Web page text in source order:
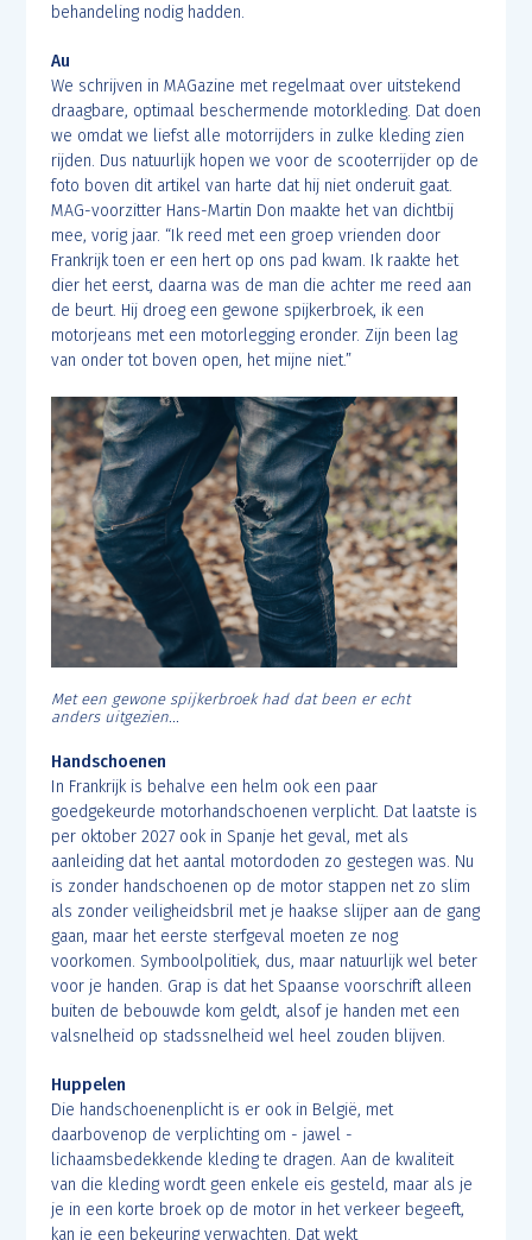
behandeling nodig hadden.
Au
We schrijven in MAGazine met regelmaat over uitstekend
draagbare, optimaal beschermende motorkleding. Dat doen
we omdat we liefst alle motorrijders in zulke kleding zien
rijden. Dus natuurlijk hopen we voor de scooterrijder op de
foto boven dit artikel van harte dat hij niet onderuit gaat.
MAG-voorzitter Hans-Martin Don maakte het van dichtbij
mee, vorig jaar. “Ik reed met een groep vrienden door
Frankrijk toen er een hert op ons pad kwam. Ik raakte het
dier het eerst, daarna was de man die achter me reed aan
de beurt. Hij droeg een gewone spijkerbroek, ik een
motorjeans met een motorlegging eronder. Zijn been lag
van onder tot boven open, het mijne niet.”
Met een gewone spijkerbroek had dat been er echt
anders uitgezien...
Handschoenen
In Frankrijk is behalve een helm ook een paar
goedgekeurde motorhandschoenen verplicht. Dat laatste is
per oktober 2027 ook in Spanje het geval, met als
aanleiding dat het aantal motordoden zo gestegen was. Nu
is zonder handschoenen op de motor stappen net zo slim
als zonder veiligheidsbril met je haakse slijper aan de gang
gaan, maar het eerste sterfgeval moeten ze nog
voorkomen. Symboolpolitiek, dus, maar natuurlijk wel beter
voor je handen. Grap is dat het Spaanse voorschrift alleen
buiten de bebouwde kom geldt, alsof je handen met een
valsnelheid op stadssnelheid wel heel zouden blijven.
Huppelen
Die handschoenenplicht is er ook in België, met
daarbovenop de verplichting om - jawel -
lichaamsbedekkende kleding te dragen. Aan de kwaliteit
van die kleding wordt geen enkele eis gesteld, maar als je
je in een korte broek op de motor in het verkeer begeeft,
kan je een bekeuring verwachten. Dat wekt